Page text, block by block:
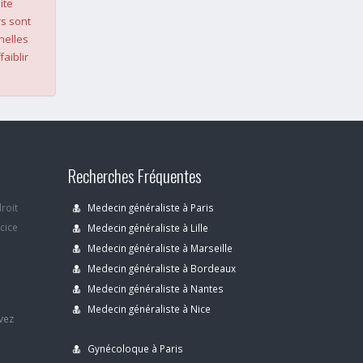
sont
Recherches Fréquentes
Medecin généraliste à Paris
Medecin généraliste à Lille
Medecin généraliste à Marseille
Medecin généraliste à Bordeaux
Medecin généraliste à Nantes
Medecin généraliste à Nice
Gynécoloque à Paris